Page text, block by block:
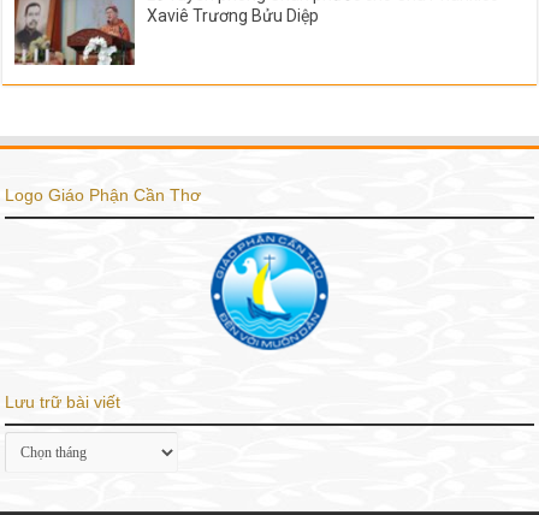
Xaviê Trương Bửu Diệp
Logo Giáo Phận Cần Thơ
Lưu trữ bài viết
Lưu
trữ